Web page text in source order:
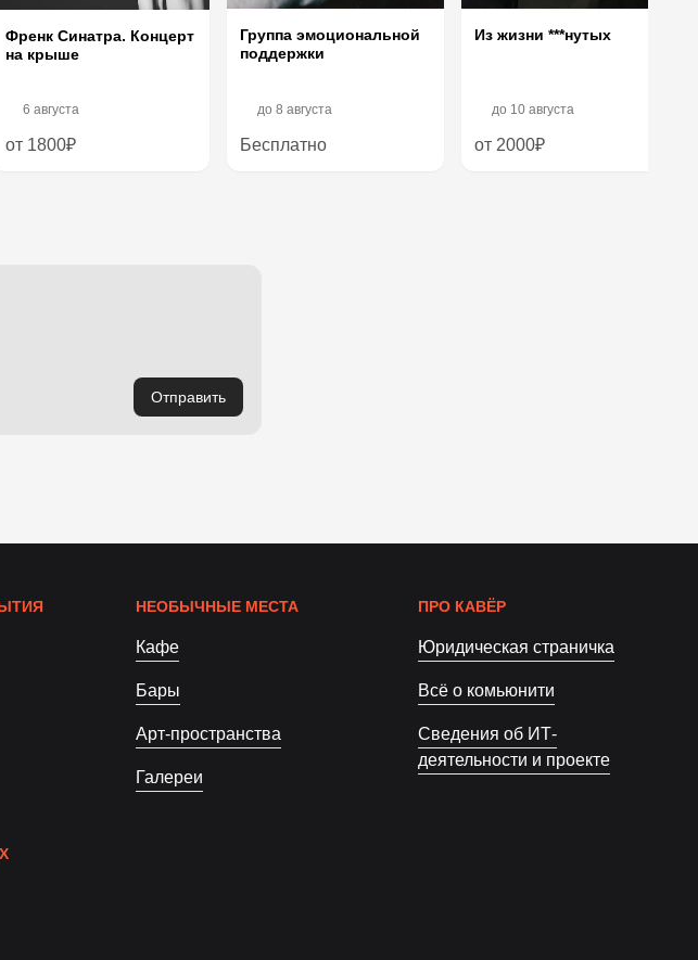
Френк Синатра. Концерт
на крыше
6 августа
от 1800₽
Группа эмоциональной
поддержки
до 8 августа
Бесплатно
Из жизни ***нутых
до 10 августа
от 2000₽
Отправить
НЕОБЫЧНЫЕ МЕСТА
Кафе
Бары
Арт-пространства
Галереи
ПРО КАВЁР
Юридическая страничка
Всё о комьюнити
Сведения об ИТ-
деятельности и проекте